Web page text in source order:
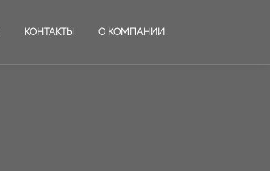
КОНТАКТЫ О КОМПАНИИ